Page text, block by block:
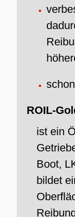
ROIL-
ist ein
Boot,
bildet